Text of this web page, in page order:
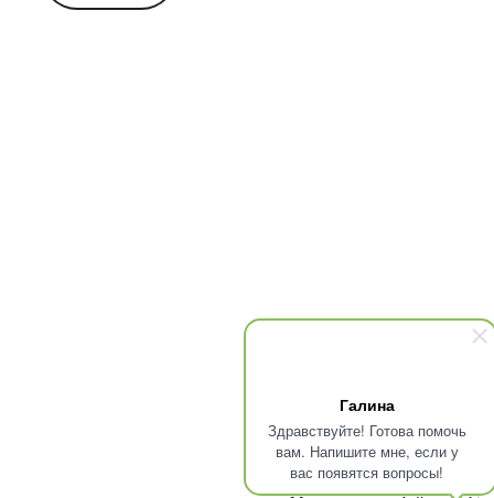
Галина
Здравствуйте! Готова помочь
вам. Напишите мне, если у
вас появятся вопросы!